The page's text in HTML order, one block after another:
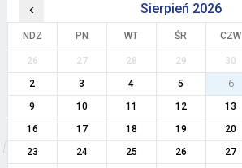
‹ Sierpień 2026
NDZ PN WT ŚR CZW
26 27 28 29 30
2
3 4 5 6
9
10 11 12 13
16
17 18 19 20
23
24 25 26 27